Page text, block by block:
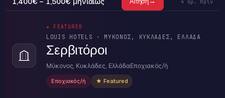
★ FEATURED
LOUIS HOTELS · ΜΎΚΟΝΟΣ, ΚΥΚΛΆΔΕΣ, ΕΛΛΆΔΑ
Σερβιτόροι
Μύκονος, Κυκλάδες, ΕλλάδαΕποχιακός/ή
Εποχιακός/ή ★ Featured